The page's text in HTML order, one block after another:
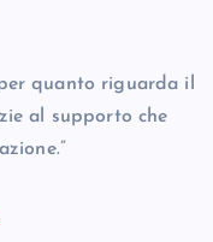
quanto riguarda il
al supporto che